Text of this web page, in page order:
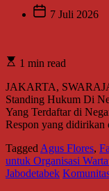
7 Juli 2026
1 min read
JAKARTA,
Standing Hukum Di
Yang Terdaftar di
Respon yang
Tagged Agus Flores,
untuk Organisasi
Jabodetabek